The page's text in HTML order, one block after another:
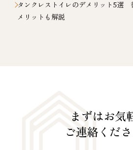
タンクレストイレのデメリット5選
メリットも解説
まずはお気
ご連絡くださ